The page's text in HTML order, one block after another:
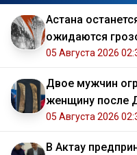
Астана
ожидаются
05 Августа 2026
Двое мужчин
женщину после
05 Августа 2026
В Актау